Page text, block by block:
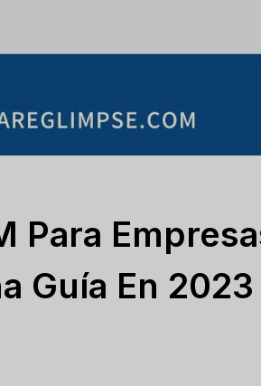
Para
Guía En 2023